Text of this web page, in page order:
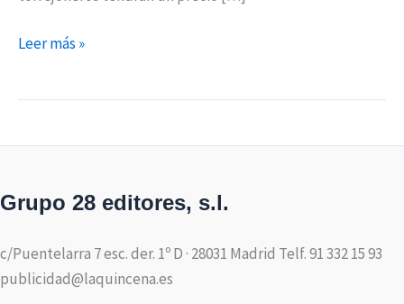
Leer más »
Grupo 28 editores, s.l.
c/Puentelarra 7 esc. der. 1º D · 28031 Madrid Telf. 91 332 15 93
publicidad@laquincena.es